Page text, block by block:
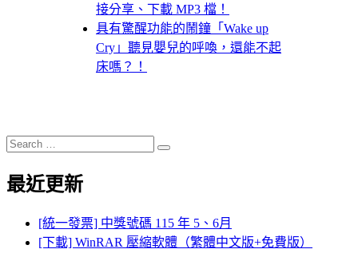
接分享、下載 MP3 檔！
具有驚醒功能的鬧鐘「Wake up
Cry」聽見嬰兒的呼喚，還能不起
床嗎？！
Search
for:
Search
最近更新
[統一發票] 中獎號碼 115 年 5、6月
[下載] WinRAR 壓縮軟體（繁體中文版+免費版）